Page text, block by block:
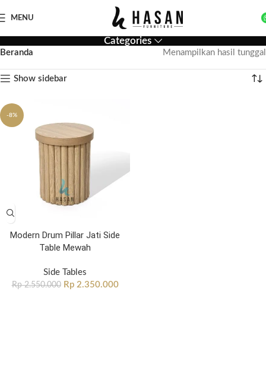
MENU
Categories
Beranda Menampilkan hasil tunggal
Show sidebar
-8%
Modern Drum Pillar Jati Side
Table Mewah
Side Tables
Rp2.550.000 Rp2.350.000